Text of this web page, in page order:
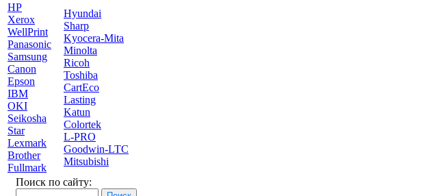
HP
Xerox
WellPrint
Panasonic
Samsung
Canon
Epson
IBM
OKI
Seikosha
Star
Lexmark
Brother
Fullmark
Hyundai
Sharp
Kyocera-Mita
Minolta
Ricoh
Toshiba
CartEco
Lasting
Katun
Colortek
L-PRO
Goodwin-LTC
Mitsubishi
Поиск по сайту: